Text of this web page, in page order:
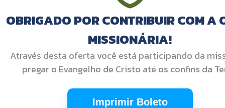
OBRIGADO POR CONTRIBUIR COM A
MISSIONÁRIA!
Através desta oferta você está participando da
pregar o Evangelho de Cristo até os confins da
Imprimir Boleto